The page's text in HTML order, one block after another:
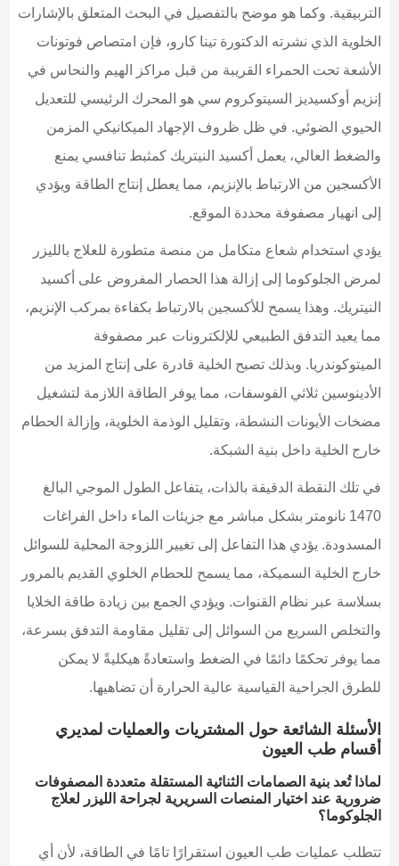
التربيقية. وكما هو موضح بالتفصيل في البحث المتعلق بالإشارات
الخلوية الذي نشرته الدكتورة تينا كارو، فإن امتصاص فوتونات
الأشعة تحت الحمراء القريبة من قبل مراكز الهيم والنحاس في
إنزيم أوكسيديز السيتوكروم سي هو المحرك الرئيسي للتعديل
الحيوي الضوئي. في ظل ظروف الإجهاد الميكانيكي المزمن
والضغط العالي، يعمل أكسيد النيتريك كمثبط تنافسي يمنع
الأكسجين من الارتباط بالإنزيم، مما يعطل إنتاج الطاقة ويؤدي
إلى انهيار مصفوفة محددة الموقع.
يؤدي استخدام شعاع متكامل من منصة متطورة للعلاج بالليزر
لمرض الجلوكوما إلى إزالة هذا الحصار المفروض على أكسيد
النيتريك. وهذا يسمح للأكسجين بالارتباط بكفاءة بمركب الإنزيم،
مما يعيد التدفق الطبيعي للإلكترونات عبر مصفوفة
الميتوكوندريا. وبذلك تصبح الخلية قادرة على إنتاج المزيد من
الأدينوسين ثلاثي الفوسفات، مما يوفر الطاقة اللازمة لتشغيل
مضخات الأيونات النشطة، وتقليل الوذمة الخلوية، وإزالة الحطام
خارج الخلية داخل بنية الشبكة.
في تلك النقطة الدقيقة بالذات، يتفاعل الطول الموجي البالغ
1470 نانومتر بشكل مباشر مع جزيئات الماء داخل الفراغات
المسدودة. يؤدي هذا التفاعل إلى تغيير اللزوجة المحلية للسوائل
خارج الخلية السميكة، مما يسمح للحطام الخلوي القديم بالمرور
بسلاسة عبر نظام القنوات. ويؤدي الجمع بين زيادة طاقة الخلايا
والتخلص السريع من السوائل إلى تقليل مقاومة التدفق بسرعة،
مما يوفر تحكمًا دائمًا في الضغط واستعادةً هيكليةً لا يمكن
للطرق الجراحية القياسية عالية الحرارة أن تضاهيها.
الأسئلة الشائعة حول المشتريات والعمليات لمديري
أقسام طب العيون
لماذا تُعد بنية الصمامات الثنائية المستقلة متعددة المصفوفات
ضرورية عند اختيار المنصات السريرية لجراحة الليزر لعلاج
الجلوكوما؟
تتطلب عمليات طب العيون استقرارًا تامًا في الطاقة، لأن أي